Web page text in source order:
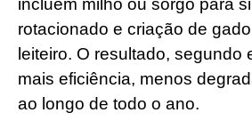
rotacionado e criação de
leiteiro. O resultado, segundo
mais eficiência, menos
ao longo de todo o ano.